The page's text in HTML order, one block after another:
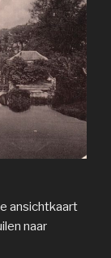
ansichtkaart
naar